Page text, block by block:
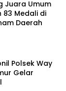
Juara Umum
83 Medali di
Daerah
Polsek Way
Gelar